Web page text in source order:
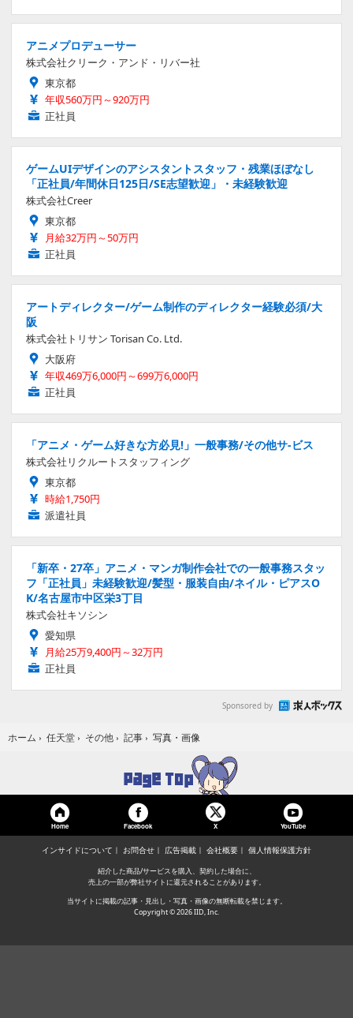
アニメプロデューサー
株式会社クリーク・アンド・リバー社
東京都
年収560万円～920万円
正社員
ゲームUIデザインのアシスタントスタッフ・残業ほぼなし
「正社員/年間休日125日/SE志望歓迎」・未経験歓迎
株式会社Creer
東京都
月給32万円～50万円
正社員
アートディレクター/ゲーム制作のディレクター経験必須/大
阪
株式会社トリサン Torisan Co. Ltd.
大阪府
年収469万6,000円～699万6,000円
正社員
「アニメ・ゲーム好きな方必見!」一般事務/その他サ-ビス
株式会社リクルートスタッフィング
東京都
時給1,750円
派遣社員
「新卒・27卒」アニメ・マンガ制作会社での一般事務スタッ
フ「正社員」未経験歓迎/髪型・服装自由/ネイル・ピアスO
K/名古屋市中区栄3丁目
株式会社キソシン
愛知県
月給25万9,400円～32万円
正社員
Sponsored by
ホーム › 任天堂 › その他 › 記事 › 写真・画像
Home Facebook X YouTube
インサイドについて お問合せ 広告掲載 会社概要 個人情報保護方針
紹介した商品/サービスを購入、契約した場合に、
売上の一部が弊社サイトに還元されることがあります。
当サイトに掲載の記事・見出し・写真・画像の無断転載を禁じます。
Copyright © 2026 IID, Inc.